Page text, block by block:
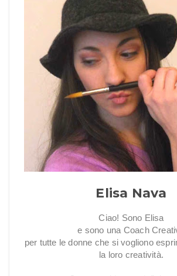
Elisa Nava
Ciao! Sono Elisa
e sono una Coach
per tutte le donne che si vogliono
la loro creatività.